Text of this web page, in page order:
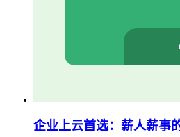
企业上云首选：薪人薪事